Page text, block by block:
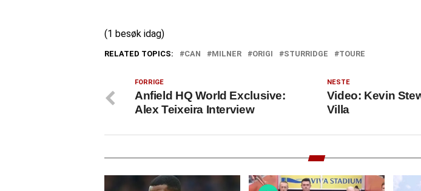
(1 besøk idag)
RELATED TOPICS: CAN MILNER ORIGI STURRIDGE TOURE
NESTE
Video: Kevin
Villa
FORRIGE
Anfield HQ World Exclusive:
Alex Teixeira Interview